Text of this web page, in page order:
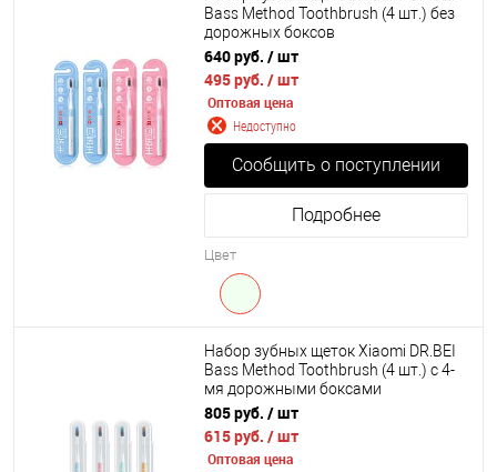
Bass Method Toothbrush (4 шт.) без
дорожных боксов
640 руб. / шт
495 руб. / шт
Оптовая цена
Недоступно
Сообщить о поступлении
Подробнее
Цвет
Набор зубных щеток Xiaomi DR.BEI
Bass Method Toothbrush (4 шт.) с 4-
мя дорожными боксами
805 руб. / шт
615 руб. / шт
Оптовая цена